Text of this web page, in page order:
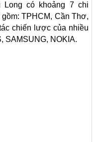
Long có khoảng 7 chi
TPHCM, Cần Thơ,
chiến lược của nhiều
SAMSUNG, NOKIA.